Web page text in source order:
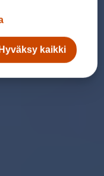
Hyväksy kaikki